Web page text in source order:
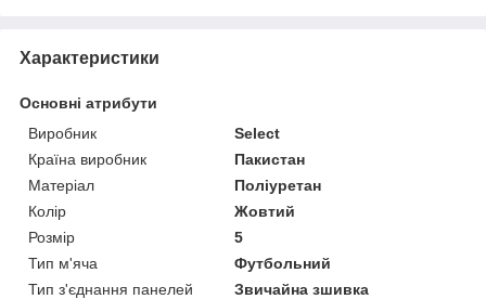
Характеристики
Основні атрибути
Виробник
Select
Країна виробник
Пакистан
Матеріал
Поліуретан
Колір
Жовтий
Розмір
5
Тип м'яча
Футбольний
Тип з'єднання панелей
Звичайна зшивка